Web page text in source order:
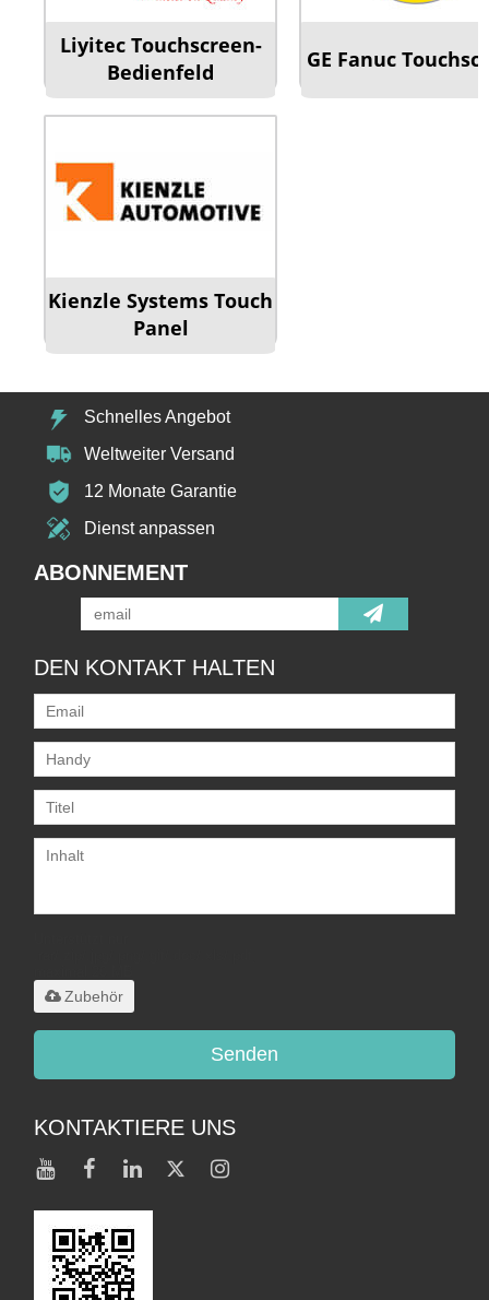
Liyitec Touchscreen-
Bedienfeld
GE Fanuc
Kienzle Systems Touch
Panel
Schnelles Angebot
Weltweiter Versand
12 Monate Garantie
Dienst anpassen
ABONNEMENT
DEN KONTAKT HALTEN
Zubehör
Senden
KONTAKTIERE UNS